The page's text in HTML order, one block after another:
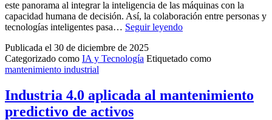
este panorama al integrar la inteligencia de las máquinas con la
capacidad humana de decisión. Así, la colaboración entre personas y
tecnologías inteligentes pasa… Seguir leyendoIndustria
es,
impacto
en
Publicada el 30 de diciembre de 2025
Categorizado como IA y Tecnología Etiquetado como
mantenimiento industrial
Industria 4.0 aplicada al mantenimiento
predictivo de activos